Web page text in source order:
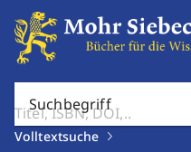
Suchbegriff
Volltextsuche